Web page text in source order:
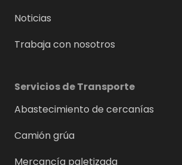
Noticias
Trabaja con nosotros
Servicios de Transporte
Abastecimiento de cercanías
Camión grúa
Mercancía paletizada